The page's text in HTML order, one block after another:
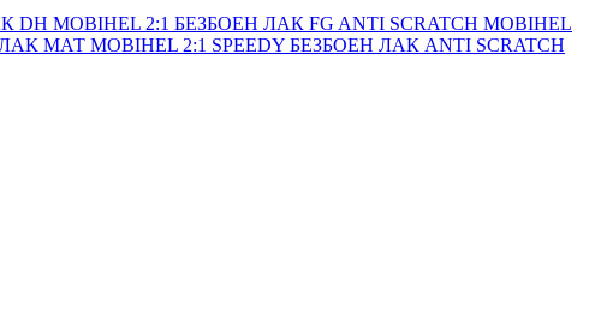
DH MOBIHEL 2:1 БЕЗБОЕН ЛАК FG ANTI SCRATCH MOBIHEL
ЛАК МАТ MOBIHEL 2:1 SPEEDY БЕЗБОЕН ЛАК ANTI SCRATCH